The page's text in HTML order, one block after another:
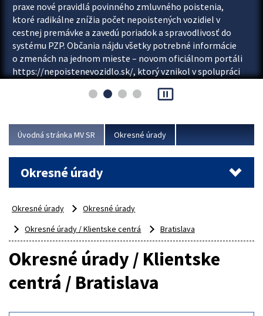
praxe nové pravidlá povinného zmluvného poistenia,
ktoré radikálne znížia počet nepoistených vozidiel v
cestnej premávke a zavedú poriadok a spravodlivosť do
systému PZP. Občania nájdu všetky potrebné informácie
o zmenách na jednom mieste – novom oficiálnom portáli
https://nepoistenevozidlo.sk/, ktorý vznikol v spolupráci
asociácie poisťovní (SLASPO) a Ministerstva vnútra SR.
Viac
pause_presentation
Úvodná stránka MV SR Okresné úrady
Okresné úrady
Okresné úrady
Okresné úrady
Okresné úrady / Klientske centrá
Bratislava
Okresné úrady / Klientske
centrá / Bratislava